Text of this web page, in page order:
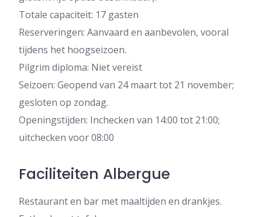
Totale capaciteit: 17 gasten
Reserveringen: Aanvaard en aanbevolen, vooral
tijdens het hoogseizoen.
Pilgrim diploma: Niet vereist
Seizoen: Geopend van 24 maart tot 21 november;
gesloten op zondag.
Openingstijden: Inchecken van 14:00 tot 21:00;
uitchecken voor 08:00
Faciliteiten Albergue
Restaurant en bar met maaltijden en drankjes.